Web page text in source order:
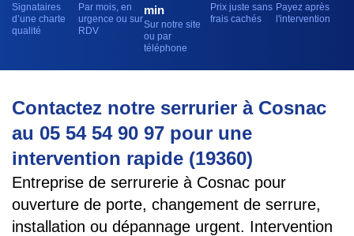
Signataires
d’une charte
qualité
Par mois, en
urgence ou sur
RDV
min
Sur notre site
ou par
téléphone
Prix juste sans
frais cachés
Payez après
l'intervention
Contactez notre serrurier à Cosnac
au 05 54 54 90 97 pour une
intervention rapide (19360)
Entreprise de serrurerie à Cosnac pour
ouverture de porte, changement de serrure,
installation ou dépannage urgent. Intervention